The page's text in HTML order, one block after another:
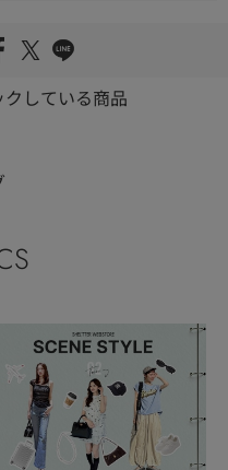
している商品